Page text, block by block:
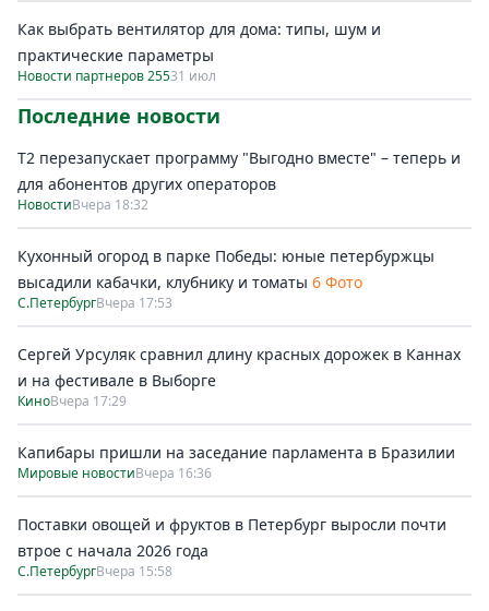
Как выбрать вентилятор для дома: типы, шум и
практические параметры
Новости партнеров 25531 июл
Последние новости
Т2 перезапускает программу "Выгодно вместе" – теперь и
для абонентов других операторов
НовостиВчера 18:32
Кухонный огород в парке Победы: юные петербуржцы
высадили кабачки, клубнику и томаты 6 Фото
С.ПетербургВчера 17:53
Сергей Урсуляк сравнил длину красных дорожек в Каннах
и на фестивале в Выборге
КиноВчера 17:29
Капибары пришли на заседание парламента в Бразилии
Мировые новостиВчера 16:36
Поставки овощей и фруктов в Петербург выросли почти
втрое с начала 2026 года
С.ПетербургВчера 15:58